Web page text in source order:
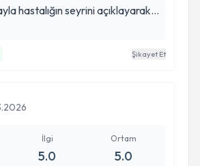
hastalığın seyrini açıklayarak
yönlendirmeler yapar. İşini çok
Şikayet Et
İlgi
5.0
Ortam
5.0